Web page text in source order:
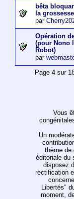
bêta
la grossesse
par
Opération
(pour Nono
Robot)
par
Page 4 sur
Vous
Un
thème de
éditoriale du
disposez
rectification
Libertés"
moment,